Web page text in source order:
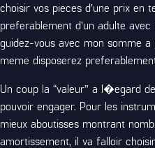
choisir vos pieces d’une prix en
preferablement d’un adulte
guidez-vous avec mon somme
meme disposerez
Un coup la “valeur” a l�egard
pouvoir engager. Pour les
mieux aboutisses montrant
amortissement, il va falloir